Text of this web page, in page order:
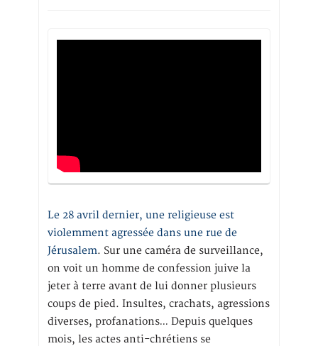
Le 28 avril dernier, une religieuse est
violemment agressée dans une rue de
Jérusalem. Sur une caméra de surveillance,
on voit un homme de confession juive la
jeter à terre avant de lui donner plusieurs
coups de pied. Insultes, crachats, agressions
diverses, profanations… Depuis quelques
mois, les actes anti-chrétiens se